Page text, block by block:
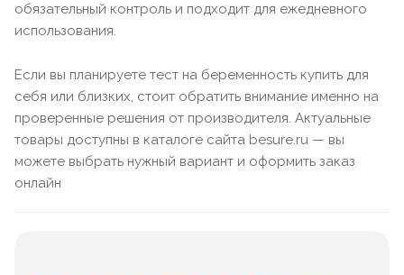
обязательный контроль и подходит для ежедневного
использования.
Если вы планируете тест на беременность купить для
себя или близких, стоит обратить внимание именно на
проверенные решения от производителя. Актуальные
товары доступны в каталоге сайта besure.ru — вы
можете выбрать нужный вариант и оформить заказ
онлайн